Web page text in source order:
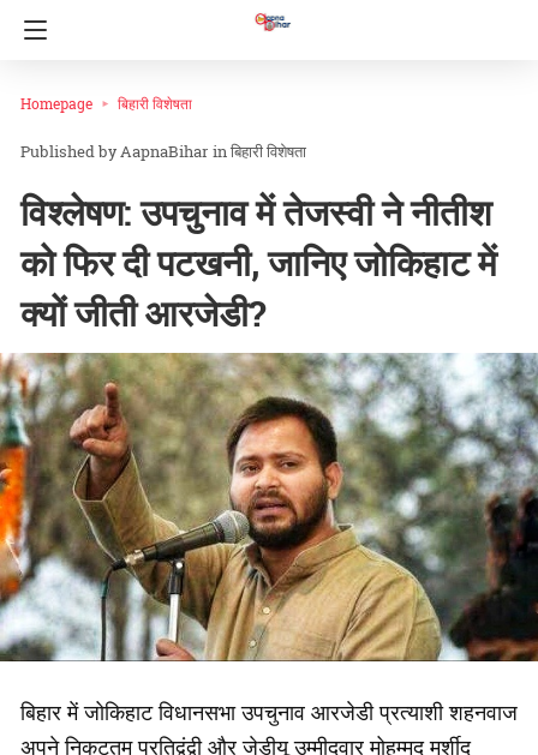
Homepage बिहारी विशेषता
AapnaBihar inबिहारी विशेषता
विश्लेषण: उपचुनाव में तेजस्वी ने नीतीश
को फिर दी पटखनी, जानिए जोकिहाट में
क्यों जीती आरजेडी?
बिहार में जोकिहाट विधानसभा उपचुनाव आरजेडी प्रत्याशी शहनवाज
अपने निकटतम प्रतिद्वंद्वी और जेडीयू उम्मीदवार मोहम्मद मुर्शीद